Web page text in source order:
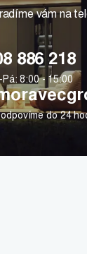
vám na
886 218
Pá: 8:00 - 15:00
do 24